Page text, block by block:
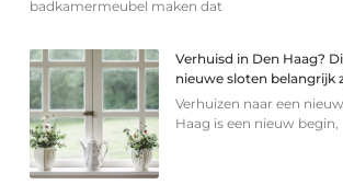
badkamermeubel maken dat
Verhuisd in Den Haag?
nieuwe sloten belangrijk
Verhuizen naar een
Haag is een nieuw begin,